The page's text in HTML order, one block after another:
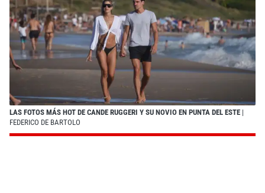
LAS FOTOS MÁS HOT DE CANDE RUGGERI Y SU NOVIO EN PUNTA DEL ESTE |
FEDERICO DE BARTOLO